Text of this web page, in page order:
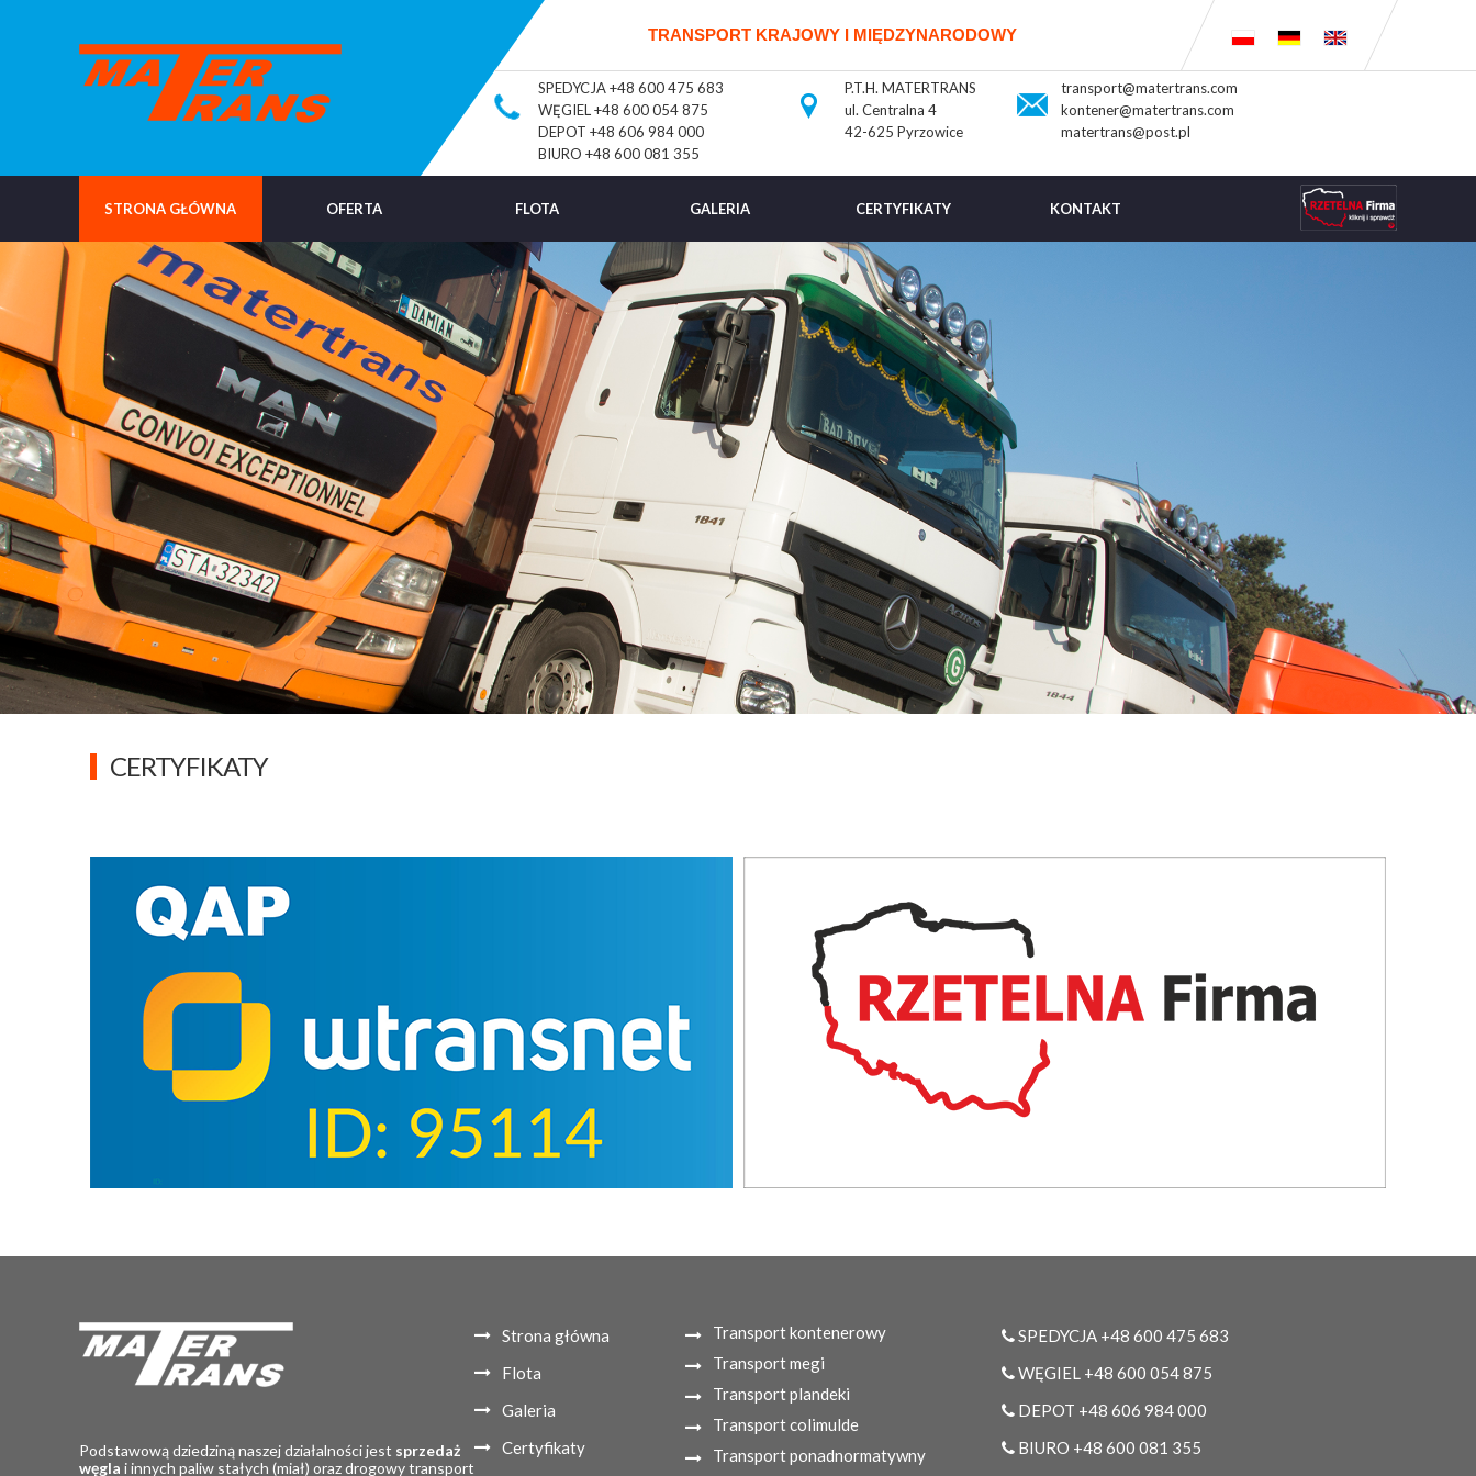
TRANSPORT KRAJOWY I MIĘDZYNARODOWY
SPEDYCJA+48 600 475 683
WĘGIEL +48 600 054 875
DEPOT +48 606 984 000
BIURO +48 600 081 355
P.T.H. MATERTRANS
ul. Centralna 4
42-625 Pyrzowice
transport@matertrans.com
kontener@matertrans.com
matertrans@post.pl
STRONA GŁÓWNA OFERTA FLOTA GALERIA CERTYFIKATY KONTAKT
CERTYFIKATY
Podstawową dziedziną naszej działalności jest sprzedaż
węgla i innych paliw stałych (miał) oraz drogowy transport
Strona główna
Flota
Galeria
Certyfikaty
Transport kontenerowy
Transport megi
Transport plandeki
Transport colimulde
Transport ponadnormatywny
SPEDYCJA +48 600 475 683
WĘGIEL +48 600 054 875
DEPOT +48 606 984 000
BIURO +48 600 081 355